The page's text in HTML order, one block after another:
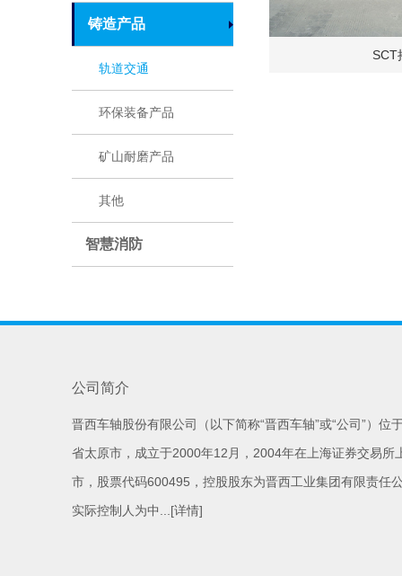
铸造产品
轨道交通
环保装备产品
矿山耐磨产品
其他
智慧消防
SCT